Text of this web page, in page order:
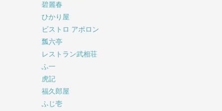
碧麗春
ひかり屋
ビストロ アポロン
瓢六亭
レストラン武相荘
ふ一
虎記
福久郎屋
ふじ壱